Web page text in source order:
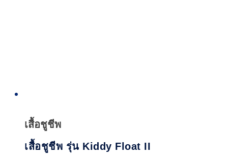
เสื้อชูชีพ
เสื้อชูชีพ รุ่น Kiddy Float II